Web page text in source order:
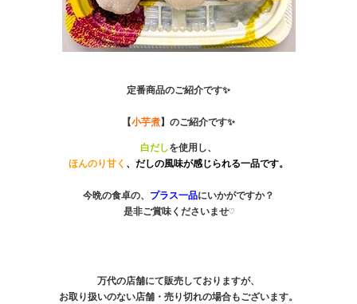
定番商品のご紹介です✨
【小芋煮】のご紹介です✨
白だし
ほんのり甘く 、だしの風味が感じられる一品です。
今晩の食卓の、 プラス一品にいかがですか？
是非ご賞味くださいませ♡
万代の店舗にて販売しておりますが、
お取り扱いのない店舗・売り切れの場合もございます。